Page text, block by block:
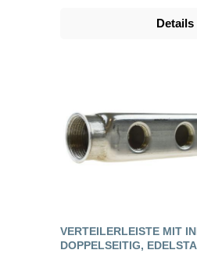
Details
VERTEILERLEISTE MIT
DOPPELSEITIG,